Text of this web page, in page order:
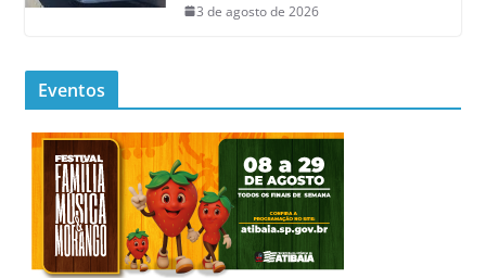
3 de agosto de 2026
Eventos